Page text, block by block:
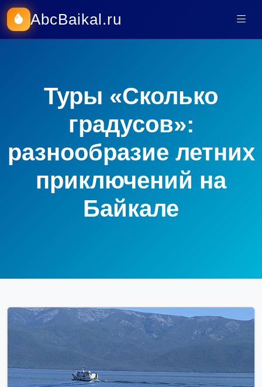
AbcBaikal.ru
Туры «Сколько
градусов»:
разнообразие летних
приключений на
Байкале